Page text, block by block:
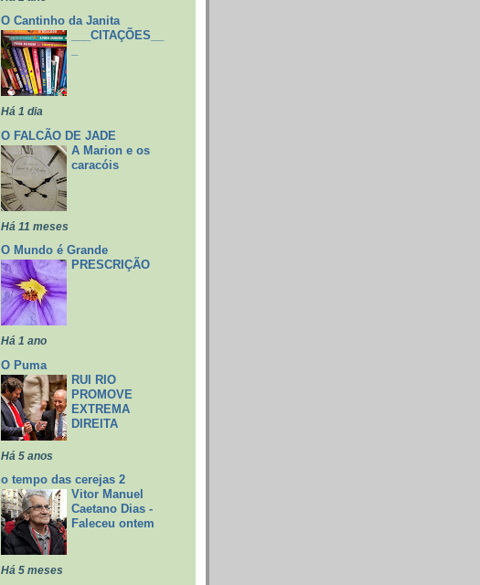
O Cantinho da Janita
___CITAÇÕES__
Há 1 dia
O FALCÃO DE JADE
A Marion e os
caracóis
Há 11 meses
O Mundo é Grande
PRESCRIÇÃO
Há 1 ano
O Puma
RUI RIO
PROMOVE
EXTREMA
DIREITA
Há 5 anos
o tempo das cerejas 2
Vitor Manuel
Caetano Dias -
Faleceu ontem
Há 5 meses